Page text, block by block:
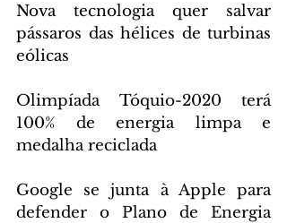
Nova tecnologia quer salvar
pássaros das hélices de turbinas
eólicas
Olimpíada Tóquio-2020 terá
100% de energia limpa e
medalha reciclada
Google se junta à Apple para
defender o Plano de Energia